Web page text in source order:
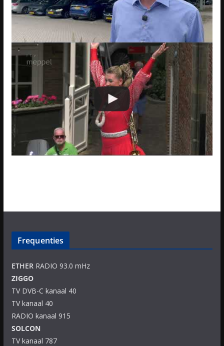
Frequenties
ETHERRADIO 93.0 mHz
ZIGGO
TV DVB-C kanaal 40
TV kanaal 40
RADIO kanaal 915
SOLCON
TV kanaal 787